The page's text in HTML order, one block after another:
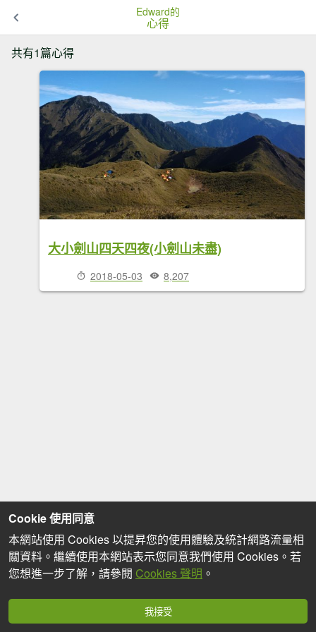
Edward的
心得
共有1篇心得
大小劍山四天四夜(小劍山未盡)
2018-05-03 8,207
Cookie 使用同意
本網站使用 Cookies 以提昇您的使用體驗及統計網路流量相
關資料。繼續使用本網站表示您同意我們使用 Cookies。若
您想進一步了解，請參閱 Cookies 聲明 。
我接受